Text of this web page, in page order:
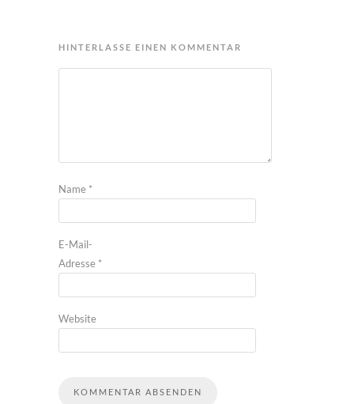
HINTERLASSE EINEN KOMMENTAR
Name *
E-Mail-
Adresse *
Website